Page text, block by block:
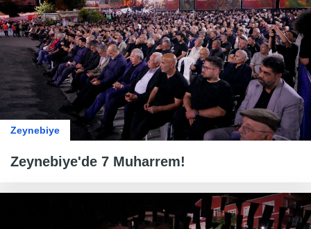
Zeynebiye
Zeynebiye'de 7 Muharrem!